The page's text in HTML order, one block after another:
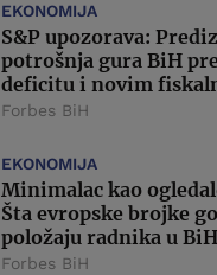
EKONOMIJA
S&P upozorava:
potrošnja gura BiH
deficitu i novim
Forbes BiH
EKONOMIJA
Minimalac kao
Šta evropske brojke
položaju radnika u BiH
Forbes BiH